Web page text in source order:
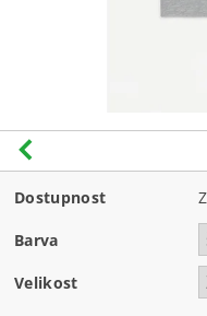
Dostupnost
Barva
Velikost